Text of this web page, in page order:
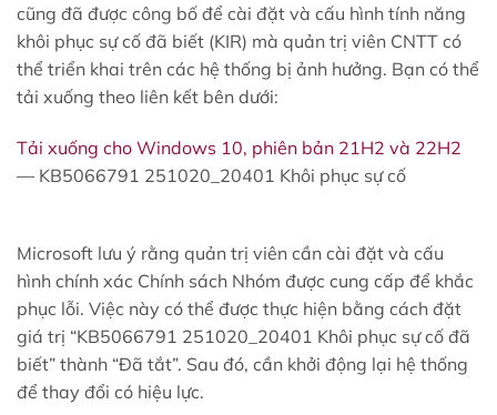
cũng đã được công bố để cài đặt và cấu hình tính năng
khôi phục sự cố đã biết (KIR) mà quản trị viên CNTT có
thể triển khai trên các hệ thống bị ảnh hưởng. Bạn có thể
tải xuống theo liên kết bên dưới:
Tải xuống cho Windows 10, phiên bản 21H2 và 22H2
— KB5066791 251020_20401 Khôi phục sự cố
Microsoft lưu ý rằng quản trị viên cần cài đặt và cấu
hình chính xác Chính sách Nhóm được cung cấp để khắc
phục lỗi. Việc này có thể được thực hiện bằng cách đặt
giá trị “KB5066791 251020_20401 Khôi phục sự cố đã
biết” thành “Đã tắt”. Sau đó, cần khởi động lại hệ thống
để thay đổi có hiệu lực.